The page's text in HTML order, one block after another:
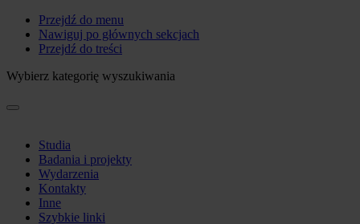
Przejdź do menu
Nawiguj po głównych sekcjach
Przejdź do treści
Wybierz kategorię wyszukiwania
Studia
Badania i projekty
Wydarzenia
Kontakty
Inne
Szybkie linki